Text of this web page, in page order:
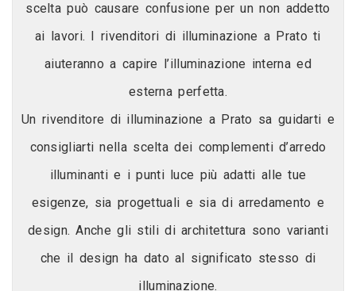
scelta può causare confusione per un non addetto
ai lavori. I rivenditori di illuminazione a Prato ti
aiuteranno a capire l’illuminazione interna ed
esterna perfetta.
Un rivenditore di illuminazione a Prato sa guidarti e
consigliarti nella scelta dei complementi d’arredo
illuminanti e i punti luce più adatti alle tue
esigenze, sia progettuali e sia di arredamento e
design. Anche gli stili di architettura sono varianti
che il design ha dato al significato stesso di
illuminazione.